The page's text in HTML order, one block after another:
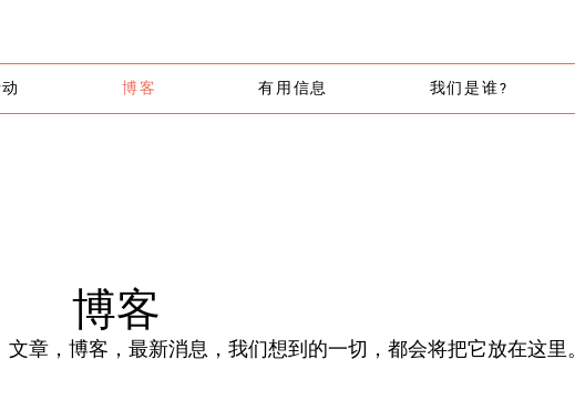
博客 有用信息 我们是谁?
博客
章，博客，最新消息，我们想到的一切，都会将把它放在这里。